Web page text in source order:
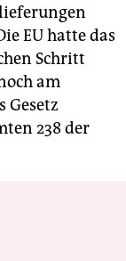
EU hatte das
Schritt
am
Gesetz
238 der